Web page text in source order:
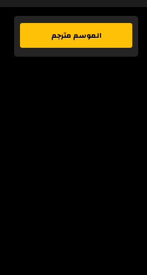
الموسم مترجم